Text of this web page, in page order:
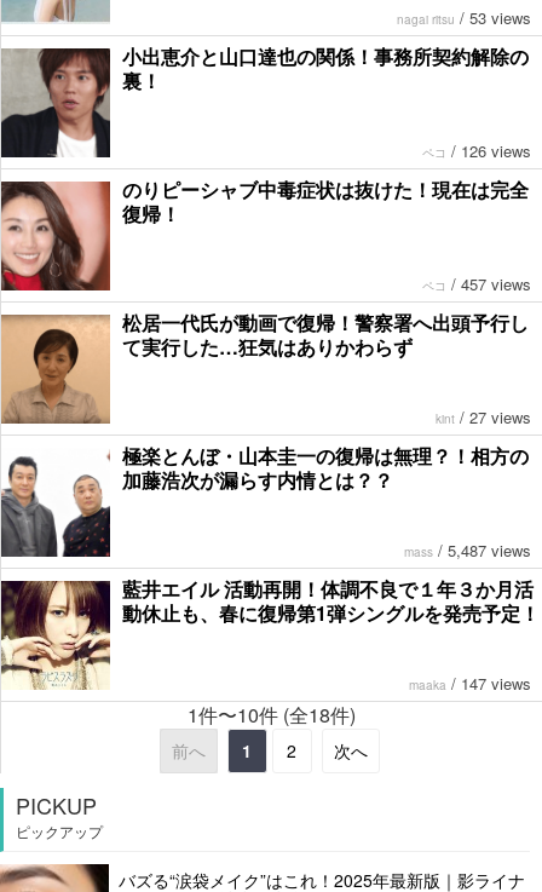
nagai ritsu / 53 views
小出恵介と山口達也の関係！事務所契約解除の
裏！
ペコ / 126 views
のりピーシャブ中毒症状は抜けた！現在は完全
復帰！
ペコ / 457 views
松居一代氏が動画で復帰！警察署へ出頭予行し
て実行した…狂気はありかわらず
kint / 27 views
極楽とんぼ・山本圭一の復帰は無理？！相方の
加藤浩次が漏らす内情とは？？
mass / 5,487 views
藍井エイル 活動再開！体調不良で１年３か月活
動休止も、春に復帰第1弾シングルを発売予定！
maaka / 147 views
1件〜10件 (全18件)
前へ 1 2 次へ
PICKUP
ピックアップ
バズる“涙袋メイク”はこれ！2025年最新版｜影ライナ